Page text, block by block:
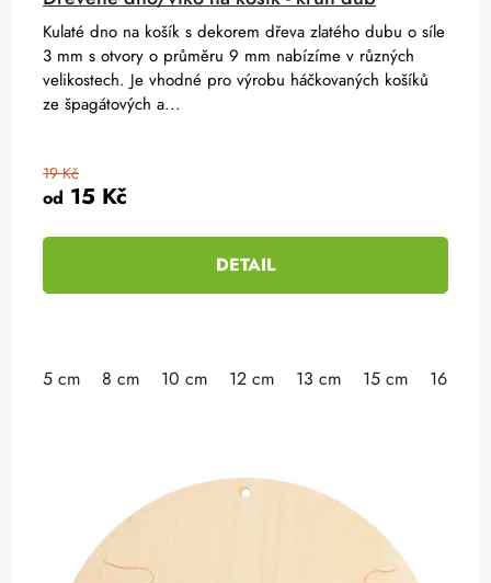
od 15 Kč
19 Kč
DETAIL
Kulaté dno na košík s dekorem dřeva zlatého dubu o síle
3 mm s otvory o průměru 9 mm nabízíme v různých
velikostech. Je vhodné pro výrobu háčkovaných košíků
ze špagátových a...
5 cm 8 cm 10 cm 12 cm 13 cm 15 cm 16 cm